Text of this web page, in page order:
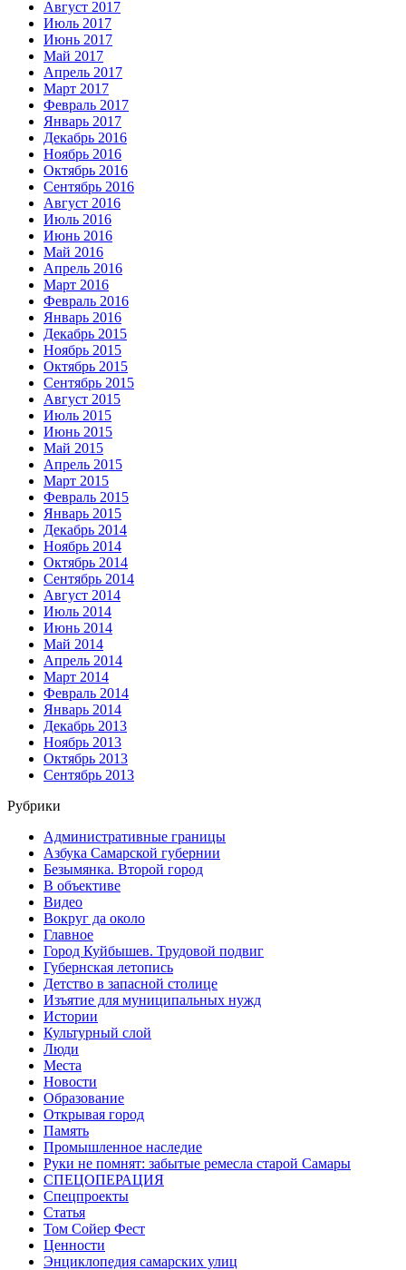
Август 2017
Июль 2017
Июнь 2017
Май 2017
Апрель 2017
Март 2017
Февраль 2017
Январь 2017
Декабрь 2016
Ноябрь 2016
Октябрь 2016
Сентябрь 2016
Август 2016
Июль 2016
Июнь 2016
Май 2016
Апрель 2016
Март 2016
Февраль 2016
Январь 2016
Декабрь 2015
Ноябрь 2015
Октябрь 2015
Сентябрь 2015
Август 2015
Июль 2015
Июнь 2015
Май 2015
Апрель 2015
Март 2015
Февраль 2015
Январь 2015
Декабрь 2014
Ноябрь 2014
Октябрь 2014
Сентябрь 2014
Август 2014
Июль 2014
Июнь 2014
Май 2014
Апрель 2014
Март 2014
Февраль 2014
Январь 2014
Декабрь 2013
Ноябрь 2013
Октябрь 2013
Сентябрь 2013
Рубрики
Административные границы
Азбука Самарской губернии
Безымянка. Второй город
В объективе
Видео
Вокруг да около
Главное
Город Куйбышев. Трудовой подвиг
Губернская летопись
Детство в запасной столице
Изъятие для муниципальных нужд
Истории
Культурный слой
Люди
Места
Новости
Образование
Открывая город
Память
Промышленное наследие
Руки не помнят: забытые ремесла старой Самары
СПЕЦОПЕРАЦИЯ
Спецпроекты
Статья
Том Сойер Фест
Ценности
Энциклопедия самарских улиц